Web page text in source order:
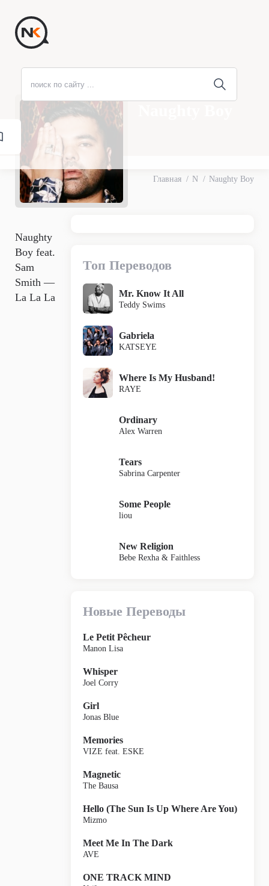
Главная N Naughty Boy
Naughty
Boy feat.
Sam
Smith —
La La La
Топ Переводов
Mr. Know It All
Teddy Swims
Gabriela
KATSEYE
Where Is My Husband!
RAYE
Ordinary
Alex Warren
Tears
Sabrina Carpenter
Some People
liou
New Religion
Bebe Rexha & Faithless
Новые Переводы
Le Petit Pêcheur
Manon Lisa
Whisper
Joel Corry
Girl
Jonas Blue
Memories
VIZE feat. ESKE
Magnetic
The Bausa
Hello (The Sun Is Up Where Are You)
Mizmo
Meet Me In The Dark
AVE
ONE TRACK MIND